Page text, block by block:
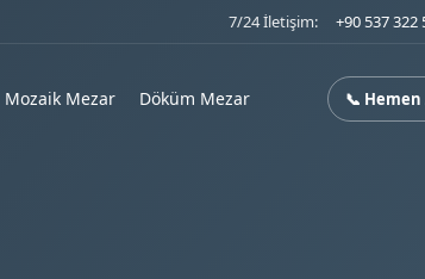
7/24 İletişim: +90 537 322
Mozaik Mezar Döküm Mezar 📞 Hemen